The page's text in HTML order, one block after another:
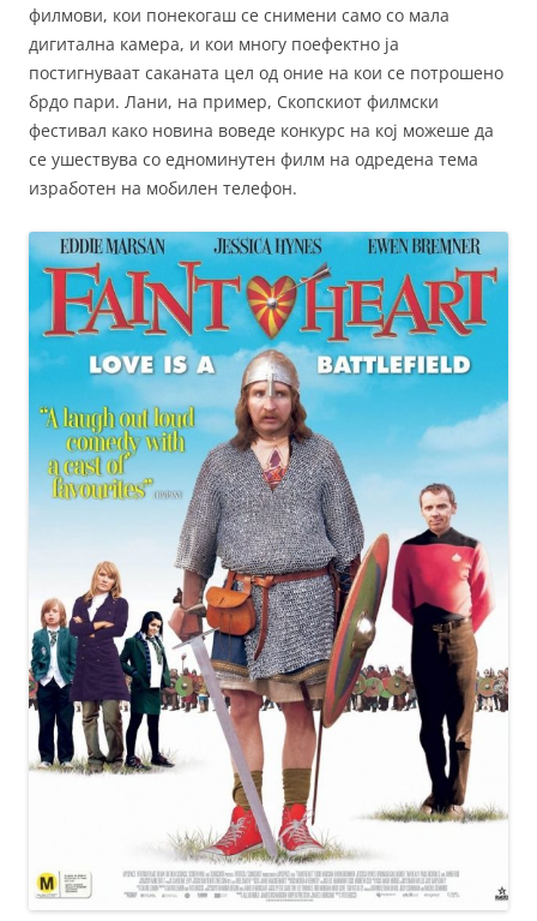
филмови, кои понекогаш се снимени само со мала
дигитална камера, и кои многу поефектно ја
постигнуваат саканата цел од оние на кои се потрошено
брдо пари. Лани, на пример, Скопскиот филмски
фестивал како новина воведе конкурс на кој можеше да
се ушествува со едноминутен филм на одредена тема
изработен на мобилен телефон.